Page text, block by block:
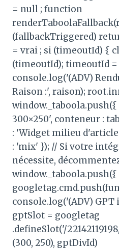
= null ; function
(fallbackTriggered)
= vrai ; si (timeoutId) {
(timeoutId); timeoutId =
console.log('(ADV)
Raison :', raison);
300×250', conteneur :
: 'Widget milieu
: 'mix' }); // Si votre
nécessite,
console.log('(ADV)
gptSlot = googletag
.defineSlot('/
(300, 250), gptDivId)